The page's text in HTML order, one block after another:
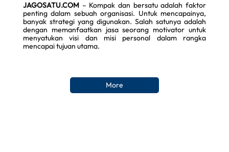
JAGOSATU.COM– Kompak dan bersatu adalah faktor
penting dalam sebuah organisasi. Untuk mencapainya,
banyak strategi yang digunakan. Salah satunya adalah
dengan memanfaatkan jasa seorang motivator untuk
menyatukan visi dan misi personal dalam rangka
mencapai tujuan utama.
More